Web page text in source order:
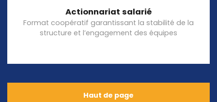
Actionnariat salarié
Format coopératif garantissant la stabilité de la
structure et l’engagement des équipes
Haut de page